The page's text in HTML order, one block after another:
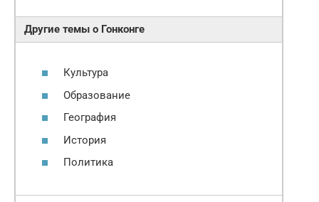
Другие темы о Гонконге
Культура
Образование
География
История
Политика